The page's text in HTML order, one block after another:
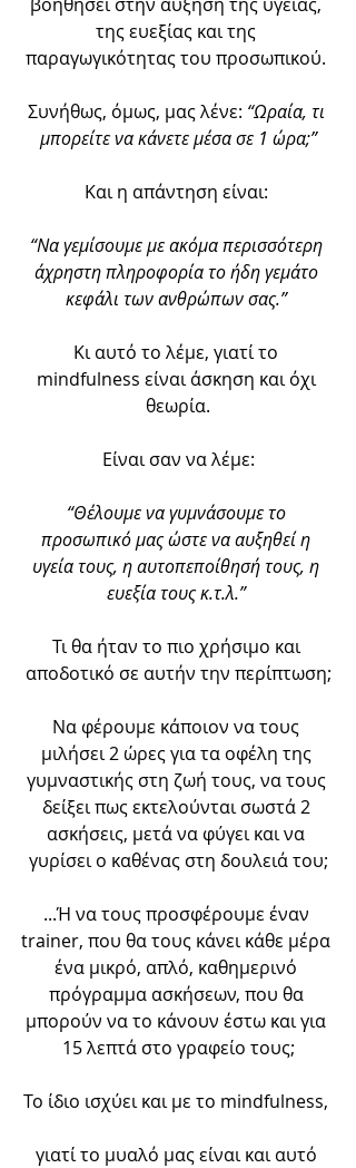
της ευεξίας και της
παραγωγικότητας του προσωπικού.
Συνήθως, όμως, μας λένε: “Ωραία, τι
μπορείτε να κάνετε μέσα σε 1 ώρα;”
Και η απάντηση είναι:
“Να γεμίσουμε με ακόμα περισσότερη
άχρηστη πληροφορία το ήδη γεμάτο
κεφάλι των ανθρώπων σας.”
Κι αυτό το λέμε, γιατί το
mindfulness είναι άσκηση και όχι
θεωρία.
Είναι σαν να λέμε:
“Θέλουμε να γυμνάσουμε το
προσωπικό μας ώστε να αυξηθεί η
υγεία τους, η αυτοπεποίθησή τους, η
ευεξία τους κ.τ.λ.”
Τι θα ήταν το πιο χρήσιμο και
αποδοτικό σε αυτήν την περίπτωση;
Να φέρουμε κάποιον να τους
μιλήσει 2 ώρες για τα οφέλη της
γυμναστικής στη ζωή τους, να τους
δείξει πως εκτελούνται σωστά 2
ασκήσεις, μετά να φύγει και να
γυρίσει ο καθένας στη δουλειά του;
...Ή να τους προσφέρουμε έναν
trainer, που θα τους κάνει κάθε μέρα
ένα μικρό, απλό, καθημερινό
πρόγραμμα ασκήσεων, που θα
μπορούν να το κάνουν έστω και για
15 λεπτά στο γραφείο τους;
Το ίδιο ισχύει και με το mindfulness,
γιατί το μυαλό μας είναι και αυτό